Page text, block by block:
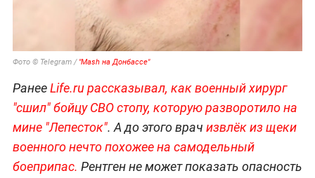
Фото © Telegram / "Mash на Донбассе"
РанееLife.ru рассказывал, как военный хирург
"сшил" бойцу СВО стопу, которую разворотило на
мине "Лепесток". А до этого врач извлёк из щеки
военного нечто похожее на самодельный
боеприпас. Рентген не может показать опасность